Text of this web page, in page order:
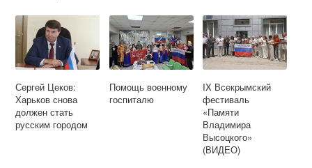
Сергей Цеков:
Харьков снова
должен стать
русским городом
Помощь военному
госпиталю
IX Всекрымский
фестиваль
«Памяти
Владимира
Высоцкого»
(ВИДЕО)